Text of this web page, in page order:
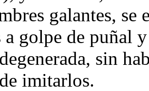
galantes,
a golpe de puñal
sin
imitarlos.